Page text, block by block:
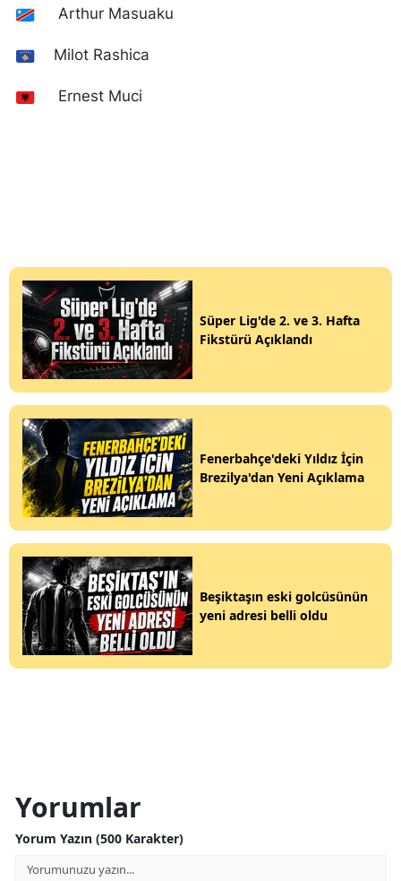
Arthur Masuaku
Milot Rashica
Ernest Muci
Süper Lig'de 2. ve 3. Hafta
Fikstürü Açıklandı
Fenerbahçe'deki Yıldız İçin
Brezilya'dan Yeni Açıklama
Beşiktaşın eski golcüsünün
yeni adresi belli oldu
Yorumlar
Yorum Yazın (500 Karakter)